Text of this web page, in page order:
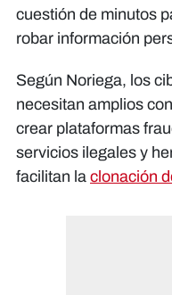
cuestión de minutos
robar información
Según Noriega, los
necesitan amplios
crear plataformas
servicios ilegales y
facilitan la clonación